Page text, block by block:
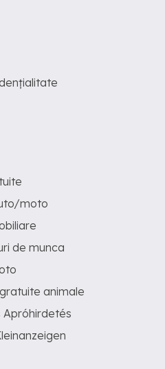
moto
de munca
animale